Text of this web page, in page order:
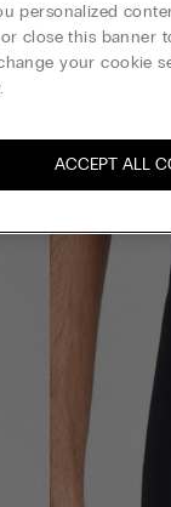
personalized
close this banner
your cookie
ACCEPT ALL